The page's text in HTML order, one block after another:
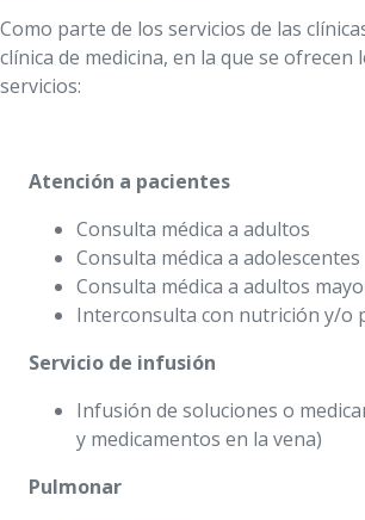
Como parte de los servicios de las
clínica de medicina, en la que se ofrecen
servicios:
Atención a pacientes
Consulta médica a adultos
Consulta médica a adolescentes
Consulta médica a adultos
Interconsulta con nutrición y/o
Servicio de infusión
Infusión de soluciones o
y medicamentos en la vena)
Pulmonar